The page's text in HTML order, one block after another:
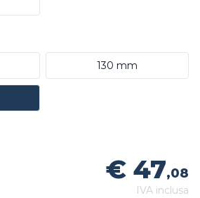
130 mm
€ 47,08
IVA inclusa